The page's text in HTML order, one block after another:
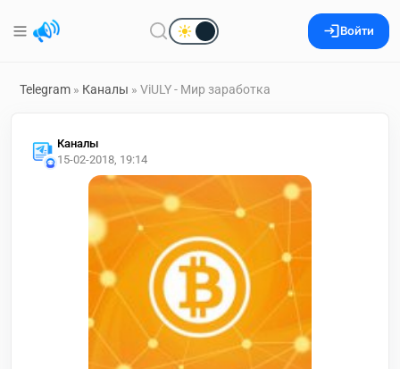
Войти
Telegram » Каналы » ViULY - Мир заработка
Каналы
15-02-2018, 19:14